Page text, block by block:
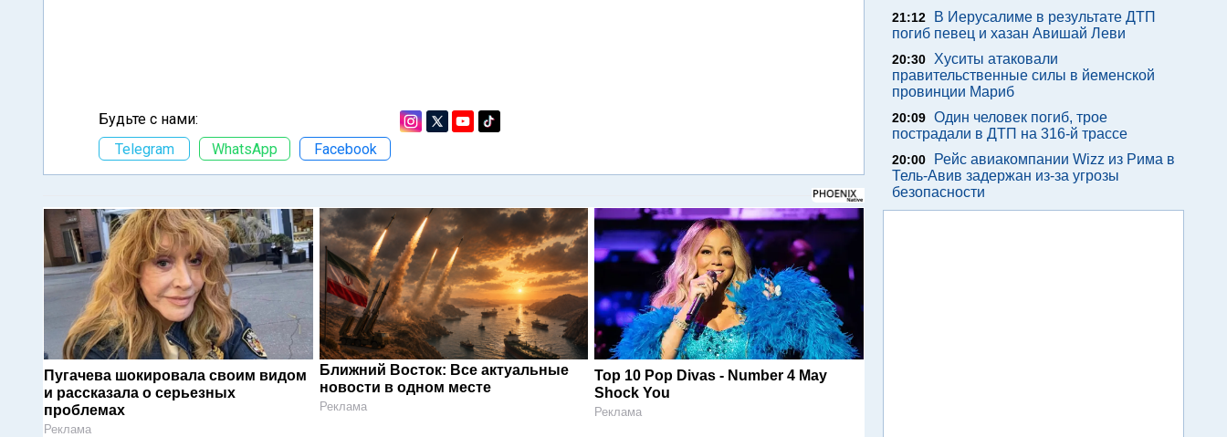
Будьте с нами:
Telegram
WhatsApp Facebook
Пугачева шокировала своим видом
и рассказала о серьезных
проблемах
Реклама
Ближний Восток: Все актуальные
новости в одном месте
Реклама
Top 10 Pop Divas - Number 4 May
Shock You
Реклама
21:12
В Иерусалиме в результате ДТП
погиб певец и хазан Авишай Леви
20:30
Хуситы атаковали
правительственные силы в йеменской
провинции Мариб
20:09 Один человек погиб, трое
пострадали в ДТП на 316-й трассе
20:00
Рейс авиакомпании Wizz из Рима в
Тель-Авив задержан из-за угрозы
безопасности